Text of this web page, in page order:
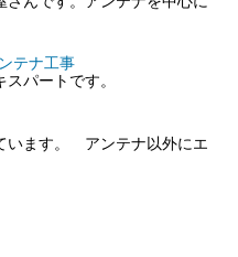
テナ工事
パートです。
います。 アンテナ以外にエ